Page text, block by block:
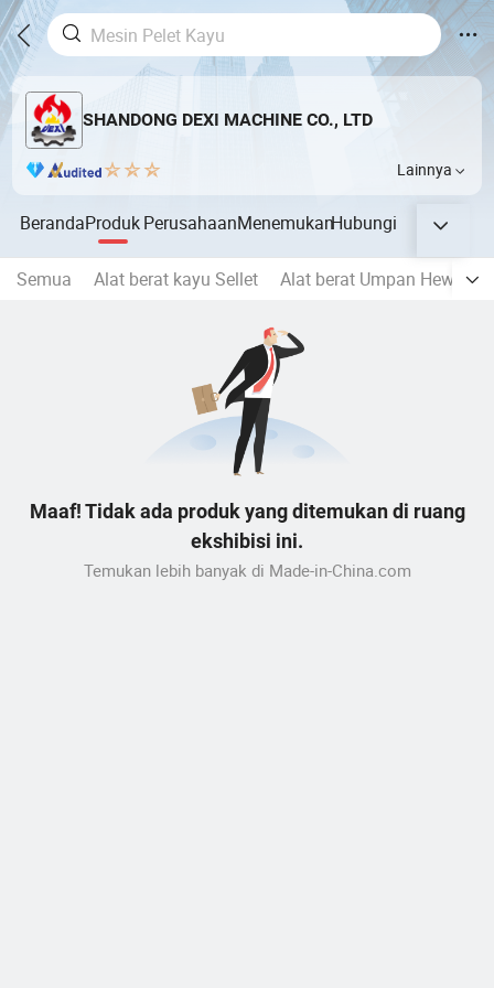
SHANDONG DEXI MACHINE CO., LTD
Lainnya
BerandaProdukPerusahaanMenemukanHubungi
Semua Alat berat kayu Sellet Alat berat Umpan Hewan
Maaf! Tidak ada produk yang ditemukan di ruang
ekshibisi ini.
Temukan lebih banyak di Made-in-China.com